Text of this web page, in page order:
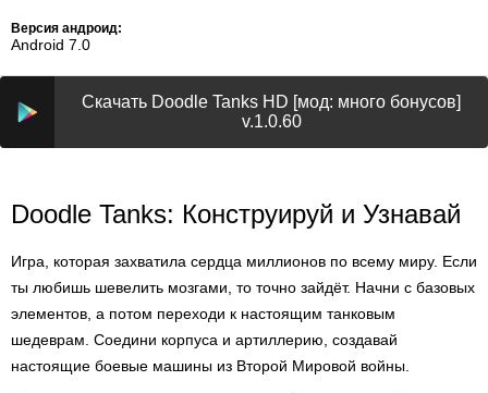
Версия андроид:
Android 7.0
Скачать Doodle Tanks HD [мод: много бонусов]
v.1.0.60
Doodle Tanks: Конструируй и Узнавай
Игра, которая захватила сердца миллионов по всему миру. Если
ты любишь шевелить мозгами, то точно зайдёт. Начни с базовых
элементов, а потом переходи к настоящим танковым
шедеврам. Соедини корпуса и артиллерию, создавай
настоящие боевые машины из Второй Мировой войны.